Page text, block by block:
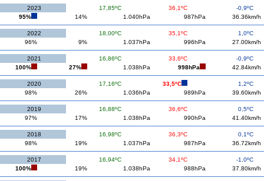
2023 17,85ºC 36,1ºC
-0,9ºC
95%
14% 1.040hPa 987hPa 36.36km/h
2022 18,00ºC 35,1ºC
1,0ºC
96%
9% 1.037hPa 996hPa 27.00km/h
2021 16,86ºC 33,6ºC
-0,9ºC
100%
27% 1.038hPa 998hPa 42.84km/h
2020 17,16ºC 33,5ºC
1,2ºC
98%
26% 1.036hPa 989hPa 39.60km/h
2019 16,88ºC 36,6ºC
0,5ºC
97%
17% 1.038hPa 990hPa 41.40km/h
2018 16,98ºC 36,3ºC
0,1ºC
98%
19% 1.037hPa 987hPa 36.72km/h
2017 16,94ºC 34,1ºC
-1,0ºC
100%
19% 1.038hPa 988hPa 37.80km/h